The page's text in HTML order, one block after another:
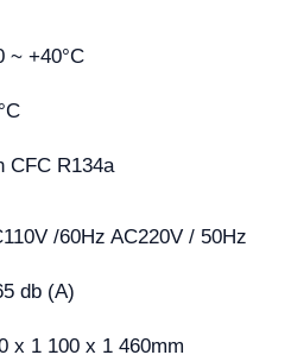
~ +40°C
CFC R134a
/60Hz AC220V / 50Hz
db (A)
x 1 100 x 1 460mm